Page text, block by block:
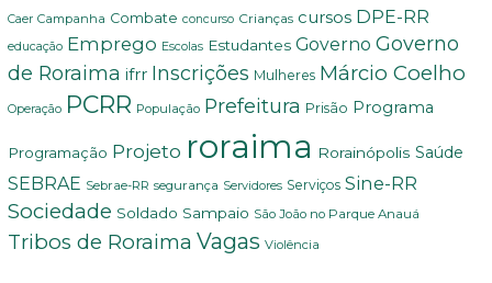
Caer Campanha Combate concurso Crianças cursos DPE-RR
educação Emprego Escolas Estudantes Governo Governo
de Roraima ifrr Inscrições Mulheres Márcio Coelho
Operação PCRR População Prefeitura Prisão Programa
Programação Projeto roraima Rorainópolis Saúde
SEBRAE Sebrae-RR segurança Servidores Serviços Sine-RR
Sociedade Soldado Sampaio São João no Parque Anauá
Tribos de Roraima Vagas Violência